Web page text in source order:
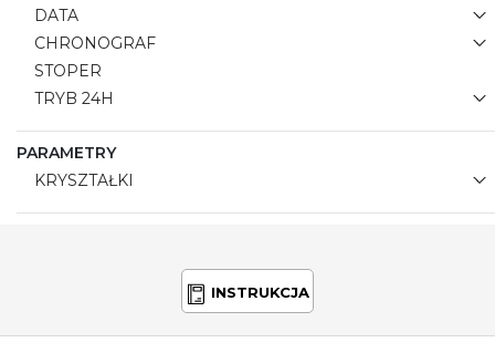
DATA
CHRONOGRAF
STOPER
TRYB 24H
PARAMETRY
KRYSZTAŁKI
INSTRUKCJA